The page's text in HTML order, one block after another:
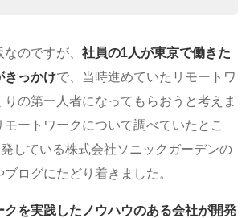
のですが、 社員の1人が東京で働きた
きっかけで、当時進めていたリモートワ
の第一人者になってもらおうと考えま
モートワークについて調べていたとこ
している株式会社ソニックガーデンの
ログにたどり着きました。
クを実践したノウハウのある会社が開発